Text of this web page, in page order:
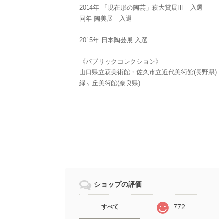
2014年 「現在形の陶芸」萩大賞展Ⅲ 入選
同年 陶美展 入選
2015年 日本陶芸展 入選
《パブリックコレクション》
山口県立萩美術館・佐久市立近代美術館(長野県)
緑ヶ丘美術館(奈良県)
ショップの評価
すべて 772